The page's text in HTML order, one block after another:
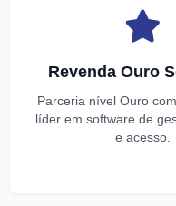
Revenda Ouro
Parceria nível Ouro
líder em software de
e acesso.